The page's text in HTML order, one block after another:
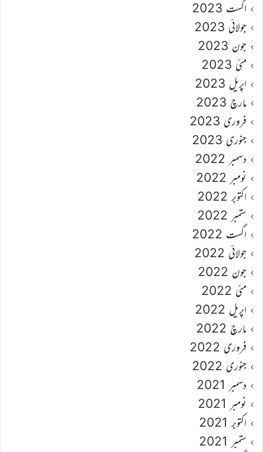
اگست 2023
جولائی 2023
جون 2023
مئی 2023
اپریل 2023
مارچ 2023
فروری 2023
جنوری 2023
دسمبر 2022
نومبر 2022
اکتوبر 2022
ستمبر 2022
اگست 2022
جولائی 2022
جون 2022
مئی 2022
اپریل 2022
مارچ 2022
فروری 2022
جنوری 2022
دسمبر 2021
نومبر 2021
اکتوبر 2021
ستمبر 2021